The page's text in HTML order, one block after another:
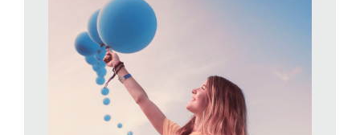
successo. In un mondo che ambisce alla perfezione io mi
presento per come sono».
Il 17 settembre per l’uscita del libro si è lanciata con il
, esperienza ovviamente video documentata. «Ho
preso alla lettera il termine
», sorride Valeria ancora
incredula per quello che le sta succedendo: «Ho aperto il mio
canale Youtube il 12 luglio 2017 dicendo che avrei voluto